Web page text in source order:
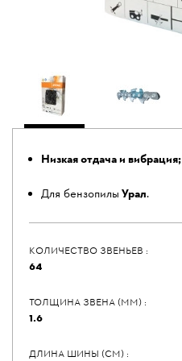
Низкая отдача и вибрация;
Для бензопилыУрал.
КОЛИЧЕСТВО ЗВЕНЬЕВ :
64
ТОЛЩИНА ЗВЕНА (ММ) :
1.6
ДЛИНА ШИНЫ (СМ) :